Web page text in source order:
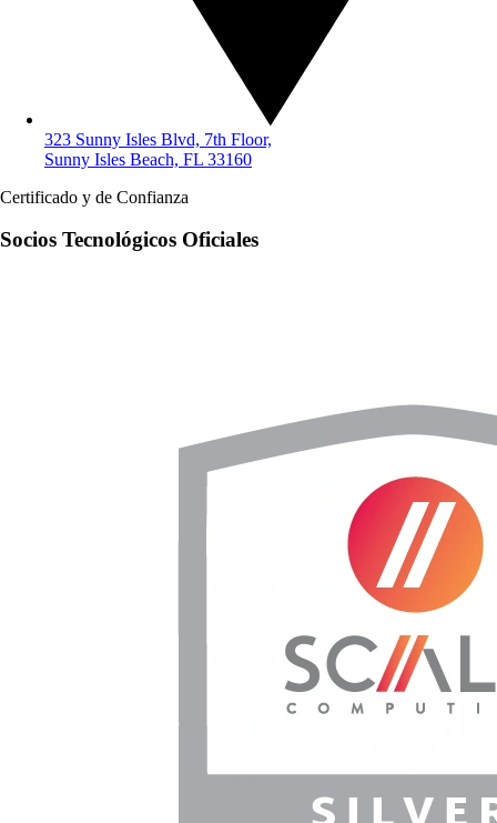
323 Sunny Isles Blvd, 7th Floor,
Sunny Isles Beach, FL 33160
Certificado y de Confianza
Socios Tecnológicos Oficiales